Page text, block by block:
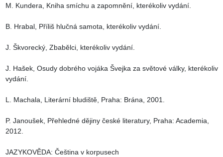
M. Kundera, Kniha smíchu a zapomnění, kterékoliv vydání.
B. Hrabal, Příliš hlučná samota, kterékoliv vydání.
J. Škvorecký, Zbabělci, kterékoliv vydání.
J. Hašek, Osudy dobrého vojáka Švejka za světové války, kterékoliv
vydání.
L. Machala, Literární bludiště, Praha: Brána, 2001.
P. Janoušek, Přehledné dějiny české literatury, Praha: Academia,
2012.
JAZYKOVĚDA: Čeština v korpusech